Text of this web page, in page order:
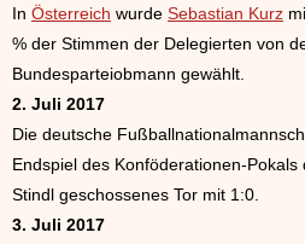
In Österreich wurde Sebastian Kurz
% der Stimmen der Delegierten von
Bundesparteiobmann gewählt.
2. Juli 2017
Die deutsche
Endspiel des Konföderationen-
Stindl geschossenes Tor mit 1:0.
3. Juli 2017